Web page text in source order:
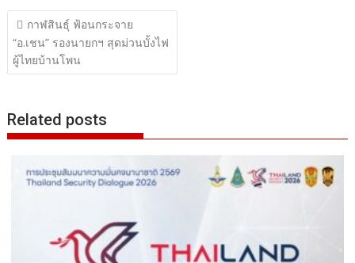
แนะแนว
เรื่อง
กาฬสินธุ์ ฟ้อนกระจาย
“อ.เชน” รองนายกฯ สุดม่วนบั้งไฟ
ผู้ไทยบ้านโพน
Related posts